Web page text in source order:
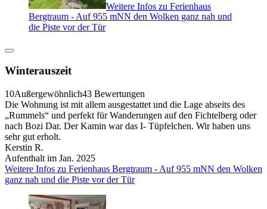
Weitere Infos zu Ferienhaus
Bergtraum - Auf 955 mNN den Wolken ganz nah und
die Piste vor der Tür
Winterauszeit
10Außergewöhnlich43 Bewertungen
Die Wohnung ist mit allem ausgestattet und die Lage abseits des
„Rummels“ und perfekt für Wanderungen auf den Fichtelberg oder
nach Bozi Dar. Der Kamin war das I- Tüpfelchen. Wir haben uns
sehr gut erholt.
Kerstin R.
Aufenthalt im Jan. 2025
Weitere Infos zu Ferienhaus Bergtraum - Auf 955 mNN den Wolken
ganz nah und die Piste vor der Tür